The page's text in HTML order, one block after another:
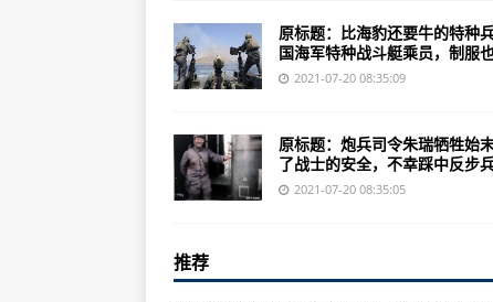
巴内政部长：达苏恐袭事件调查已
现场曝光！俄军再次试射“锆石”高
伊拉克巴格达发生自杀式炸弹袭
海地临时总理约瑟夫同意卸任 接班
对抗中国？美军派遣约25架F-22
外交部介绍巴基斯坦爆炸案最新
原标题：比海豹还要牛的特种
国海军特种战斗艇乘员，制服
2021-07-20 08:35:09
原标题：炮兵司令朱瑞牺牲始
了战士的安全，不幸踩中反步
2021-07-20 08:35:05
推荐